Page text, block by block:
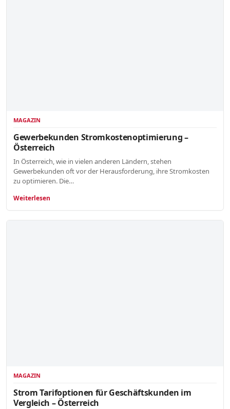
MAGAZIN
Gewerbekunden Stromkostenoptimierung –
Österreich
In Österreich, wie in vielen anderen Ländern, stehen
Gewerbekunden oft vor der Herausforderung, ihre Stromkosten
zu optimieren. Die…
Weiterlesen
MAGAZIN
Strom Tarifoptionen für Geschäftskunden im
Vergleich – Österreich